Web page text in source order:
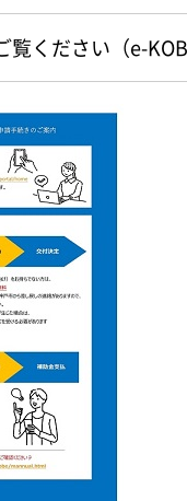
覧ください（e-